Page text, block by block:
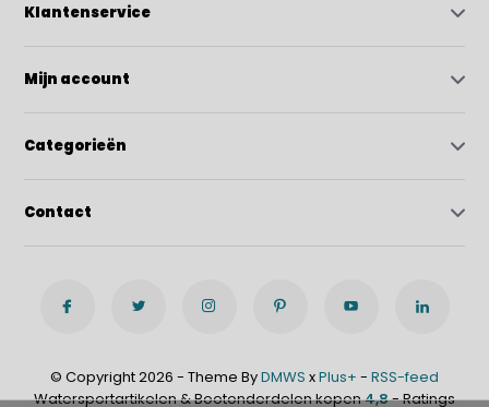
Klantenservice
Mijn account
Categorieën
Contact
© Copyright 2026 - Theme ByDMWS xPlus+ - RSS-feed
Watersportartikelen & Bootonderdelen kopen4,8- Ratings